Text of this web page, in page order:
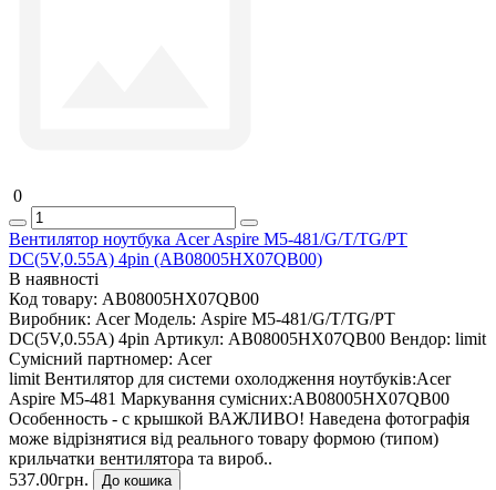
0
Вентилятор ноутбука Acer Aspire M5-481/G/T/TG/PT
DC(5V,0.55A) 4pin (AB08005HX07QB00)
В наявності
Код товару: AB08005HX07QB00
Виробник: Acer Модель: Aspire M5-481/G/T/TG/PT
DC(5V,0.55A) 4pin Артикул: AB08005HX07QB00 Вендор: limit
Сумісний партномер: Acer
limit Вентилятор для системи охолодження ноутбуків:Acer
Aspire M5-481 Маркування сумісних:AB08005HX07QB00
Особенность - с крышкой ВАЖЛИВО! Наведена фотографія
може відрізнятися від реального товару формою (типом)
крильчатки вентилятора та вироб..
537.00грн.
До кошика